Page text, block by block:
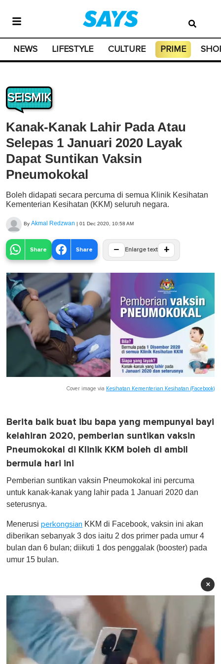
NEWS LIFESTYLE CULTURE PRIME
SEISMIK
Kanak-Kanak Lahir Pada Atau
Selepas 1 Januari 2020 Layak
Dapat Suntikan Vaksin
Pneumokokal
Boleh didapati secara percuma di semua Klinik Kesihatan
Kementerian Kesihatan (KKM) seluruh negara.
By Akmal Redzwan | 01 Dec 2020, 10:58 AM
Share Share − Enlarge text +
Cover image via Kesihatan Kementerian Kesihatan (Facebook)
Berita baik buat ibu bapa yang mempunyai bayi
kelahiran 2020, pemberian suntikan vaksin
Pneumokokal di Klinik KKM boleh di ambil
bermula hari ini
Pemberian suntikan vaksin Pneumokokal ini percuma
untuk kanak-kanak yang lahir pada 1 Januari 2020 dan
seterusnya.
Menerusi perkongsian KKM di Facebook, vaksin ini akan
diberikan sebanyak 3 dos iaitu 2 dos primer pada umur 4
bulan dan 6 bulan; diikuti 1 dos penggalak (booster) pada
umur 15 bulan.
×